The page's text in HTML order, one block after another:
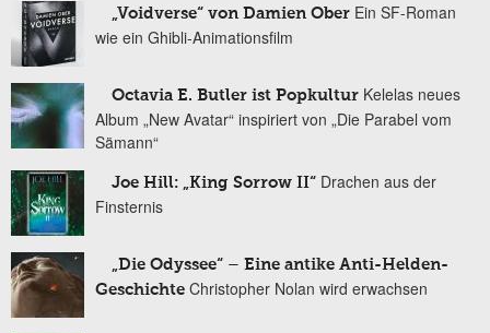
„Voidverse“ von Damien Ober Ein SF-Roman
wie ein Ghibli-Animationsfilm
Octavia E. Butler ist Popkultur Kelelas neues
Album „New Avatar“ inspiriert von „Die Parabel vom
Sämann“
Joe Hill: „King Sorrow II“ Drachen aus der
Finsternis
„Die Odyssee“ – Eine antike Anti-Helden-
Geschichte Christopher Nolan wird erwachsen